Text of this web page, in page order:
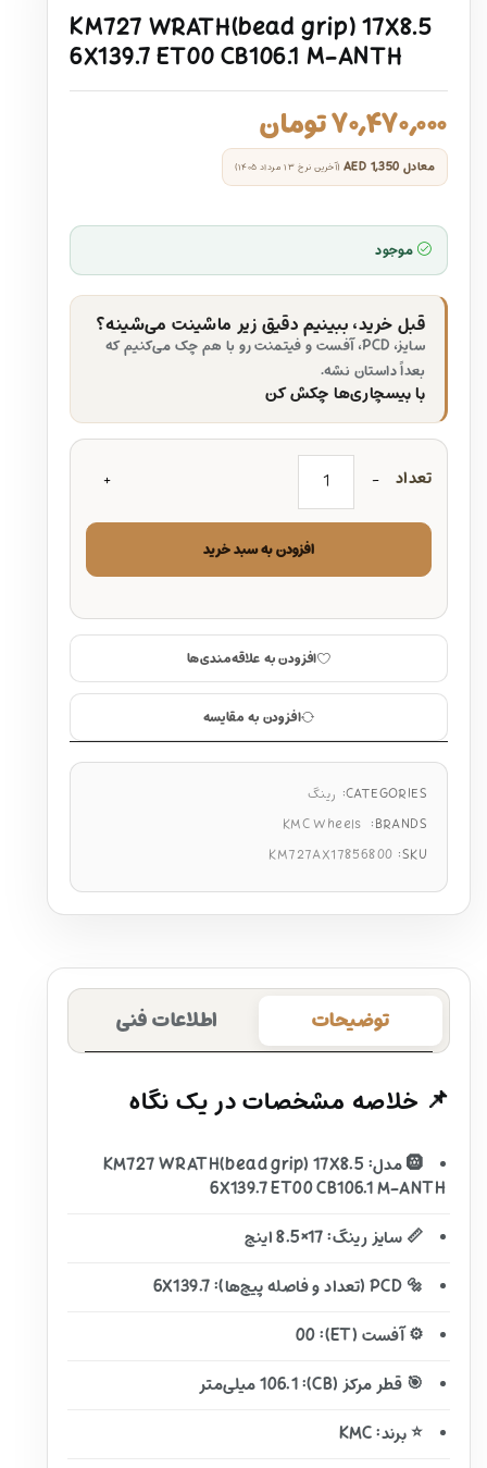
KM727 WRATH(bead grip) 17X8.5
6X139.7 ET00 CB106.1 M-ANTH
۷۰,۴۷۰,۰۰۰تومان
معادل AED 1,350 (آخرین نرخ ۱۳ مرداد ۱۴۰۵)
موجود
قبل خرید، ببینیم دقیق زیر ماشینت می‌شینه؟
سایز، PCD، آفست و فیتمنت رو با هم چک می‌کنیم که
بعداً داستان نشه.
با بیسچاری‌ها چکش کن
تعداد
افزودن به سبد خرید
افزودن به علاقه‌مندی‌ها
افزودن به مقایسه
CATEGORIES: رینگ
BRANDS:
KMC Wheels
SKU:
KM727AX17856800
توضیحات اطلاعات فنی
📌 خلاصه مشخصات در یک نگاه
🛞 مدل: KM727 WRATH(bead grip) 17X8.5
6X139.7 ET00 CB106.1 M-ANTH
📏 سایز رینگ: 17×8.5 اینچ
🔩 PCD (تعداد و فاصله پیچ‌ها): 6X139.7
⚙️ آفست (ET): 00
🎯 قطر مرکز (CB): 106.1 میلی‌متر
⭐ برند: KMC